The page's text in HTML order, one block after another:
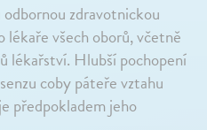
zdravotnickou
lékaře všech oborů, včetně
lékařství. Hlubší pochopení
coby páteře vztahu
předpokladem jeho